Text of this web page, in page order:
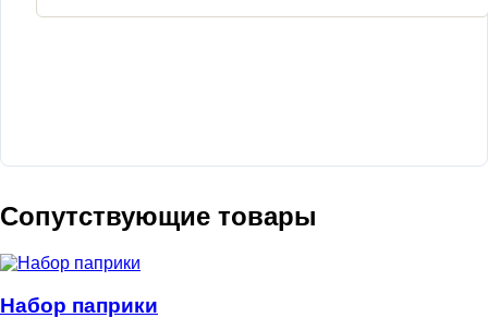
Сопутствующие товары
Набор паприки